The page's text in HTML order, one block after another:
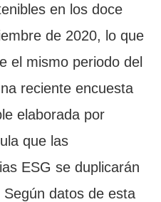
en los doce
de 2020, lo que
el mismo periodo del
reciente encuesta
elaborada por
que las
ESG se duplicarán
datos de esta